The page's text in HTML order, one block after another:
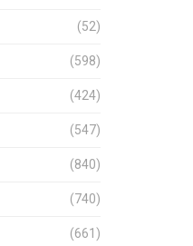
(52)
(598)
(424)
(547)
(840)
(740)
(661)